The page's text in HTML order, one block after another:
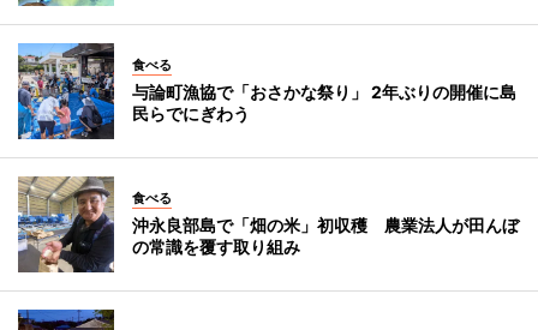
食べる
与論町漁協で「おさかな祭り」 2年ぶりの開催に島
民らでにぎわう
食べる
沖永良部島で「畑の米」初収穫 農業法人が田んぼ
の常識を覆す取り組み